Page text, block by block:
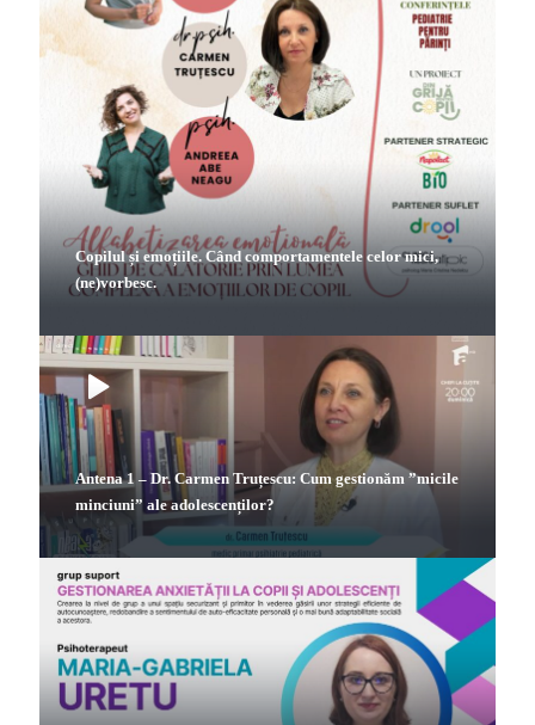
Copilul și emoțiile. Când comportamentele celor mici,
(ne)vorbesc.
Antena 1 – Dr. Carmen Truțescu: Cum gestionăm ”micile
minciuni” ale adolescenților?